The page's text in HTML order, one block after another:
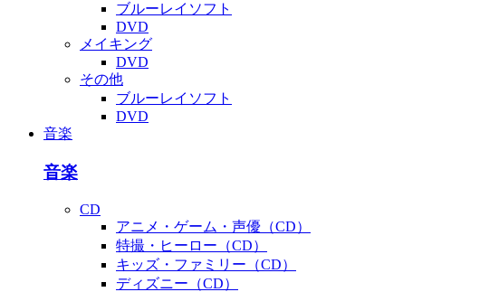
ブルーレイソフト
DVD
メイキング
DVD
その他
ブルーレイソフト
DVD
音楽
音楽
CD
アニメ・ゲーム・声優（CD）
特撮・ヒーロー（CD）
キッズ・ファミリー（CD）
ディズニー（CD）